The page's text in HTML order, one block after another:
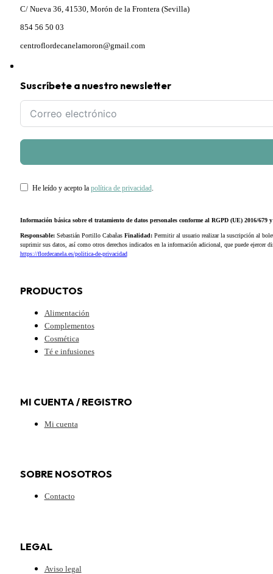
C/ Nueva 36, 41530, Morón de la Frontera (Sevilla)
854 56 50 03
centroflordecanelamoron@gmail.com
Suscríbete a nuestro newsletter
He leído y acepto la política de privacidad.
Información básica sobre el tratamiento de datos personales conforme al RGPD (UE) 2016/679
Responsable:Sebastián Portillo Cabañas Finalidad:Permitir al usuario realizar la suscripción al
suprimir sus datos, así como otros derechos indicados en la información adicional, que puede
https://flordecanela.es/politica-de-privacidad
PRODUCTOS
Alimentación
Complementos
Cosmética
Té e infusiones
MI CUENTA / REGISTRO
Mi cuenta
SOBRE NOSOTROS
Contacto
LEGAL
Aviso legal